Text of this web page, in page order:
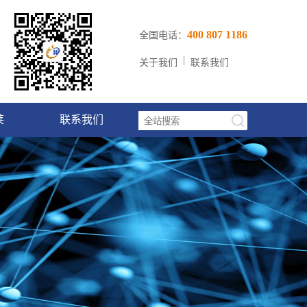
全国电话： 400 807 1186
关于我们 联系我们
联系我们